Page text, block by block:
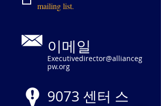
mailing list.
이메일
Executivedirector@allianceg
pw.org
9073 센터 스